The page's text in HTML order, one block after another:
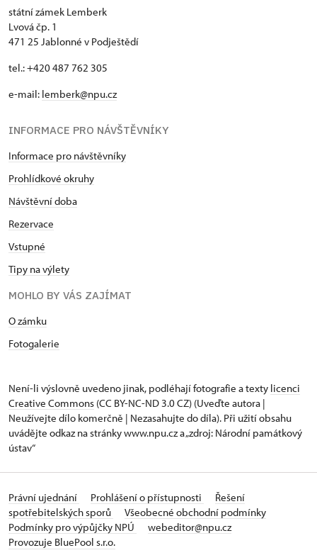
státní zámek Lemberk
Lvová čp. 1
471 25 Jablonné v Podještědí
tel.: +420 487 762 305
e-mail: lemberk@npu.cz
INFORMACE PRO NÁVŠTĚVNÍKY
Informace pro návštěvníky
Prohlídkové okruhy
Návštěvní doba
Rezervace
Vstupné
Tipy na výlety
MOHLO BY VÁS ZAJÍMAT
O zámku
Fotogalerie
Není-li výslovně uvedeno jinak, podléhají fotografie a texty licenci
Creative Commons (CC BY-NC-ND 3.0 CZ) (Uveďte autora |
Neužívejte dílo komerčně | Nezasahujte do díla). Při užití obsahu
uvádějte odkaz na stránky www.npu.cz a „zdroj: Národní památkový
ústav“
Právní ujednání Prohlášení o přístupnosti
Řešení
spotřebitelských sporů
Všeobecné obchodní podmínky
Podmínky pro výpůjčky NPÚ
webeditor@npu.cz
Provozuje BluePool s.r.o.